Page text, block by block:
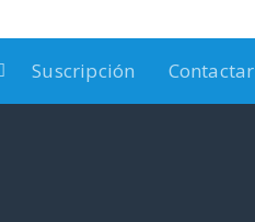
Suscripción Contactar